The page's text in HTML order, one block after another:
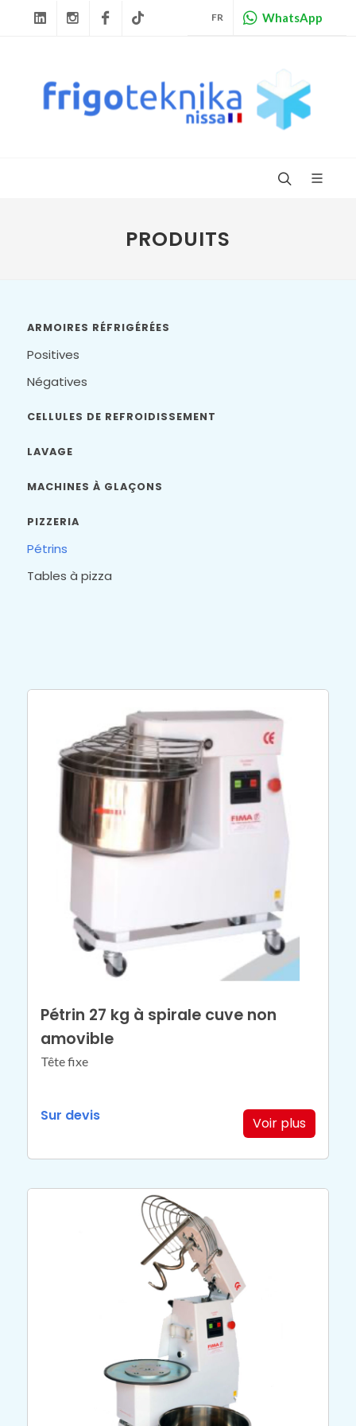
LinkedinInstagramFacebook FR WhatsApp
PRODUITS
Pétrin 27 kg à spirale cuve non
amovible
Tête fixe
Sur devis Voir plus
ARMOIRES RÉFRIGÉRÉES
Positives
Négatives
CELLULES DE REFROIDISSEMENT
LAVAGE
MACHINES À GLAÇONS
PIZZERIA
Pétrins
Tables à pizza